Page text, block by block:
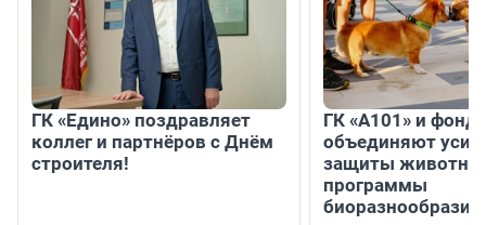
ГК «Едино» поздравляет
коллег и партнёров с Днём
строителя!
ГК «А101» и фонд
объединяют
защиты
программы
биоразнообразия